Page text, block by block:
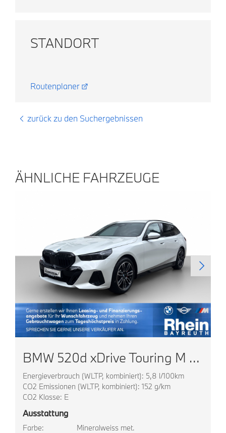
STANDORT
Routenplaner
zurück zu den Suchergebnissen
ÄHNLICHE FAHRZEUGE
BMW 520d xDrive Touring M Sportpaket TOP AUSSTATTUNG
Energieverbrauch (WLTP, kombiniert): 5,8 l/100km
CO2 Emissionen (WLTP, kombiniert): 152 g/km
CO2 Klasse: E
Ausstattung
Farbe:
Mineralweiss met.